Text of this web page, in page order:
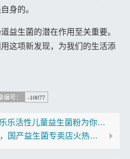
身的。
益生菌的潜在作用至关重要。
这项新发现，为我们的生活添
编号： -10077
让孩子快乐成长，爱乐乐活性儿童益生菌粉为你开启精彩童年
让你的肠道每天都快乐，国产益生菌专卖店火热开售